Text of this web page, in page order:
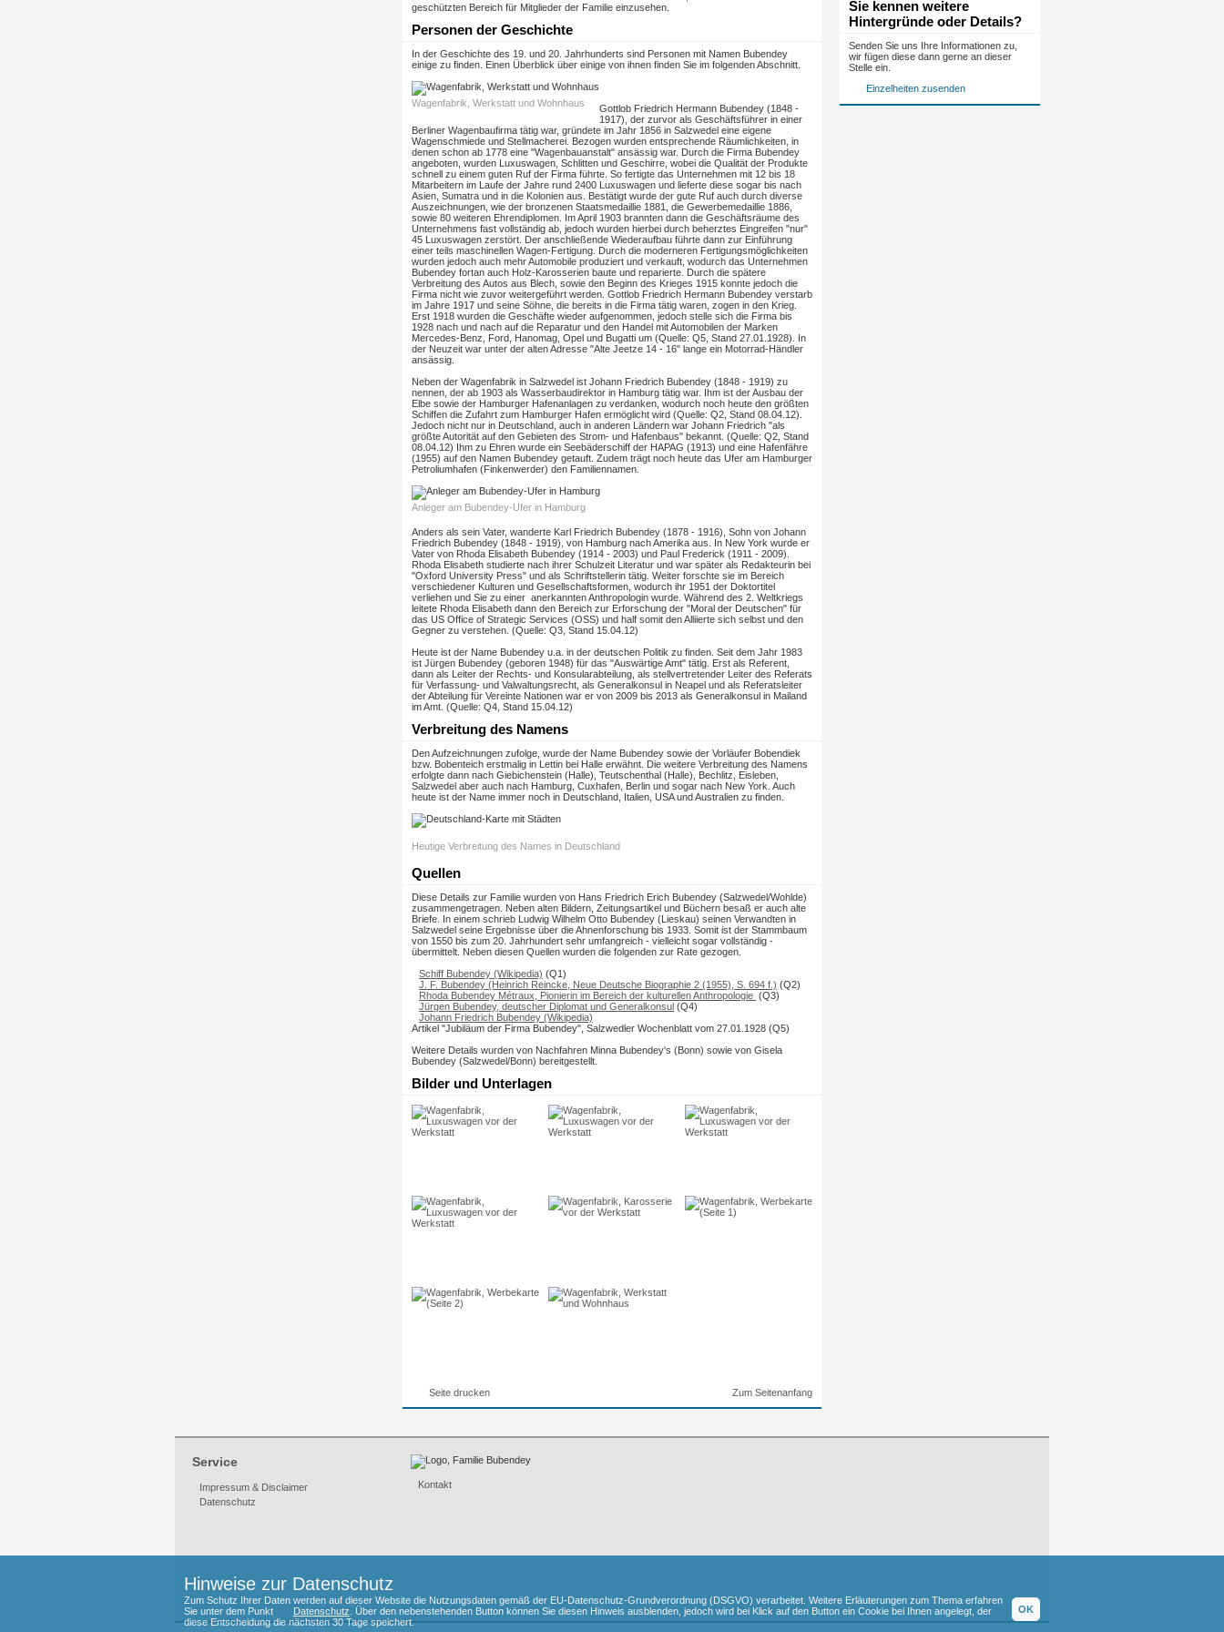
geschützten Bereich für Mitglieder der Familie einzusehen.
Personen der Geschichte
In der Geschichte des 19. und 20. Jahrhunderts sind Personen mit Namen Bubendey
einige zu finden. Einen Überblick über einige von ihnen finden Sie im folgenden Abschnitt.
Wagenfabrik, Werkstatt und Wohnhaus
Gottlob Friedrich Hermann Bubendey (1848 -
1917), der zurvor als Geschäftsführer in einer
Berliner Wagenbaufirma tätig war, gründete im Jahr 1856 in Salzwedel eine eigene
Wagenschmiede und Stellmacherei. Bezogen wurden entsprechende Räumlichkeiten, in
denen schon ab 1778 eine "Wagenbauanstalt" ansässig war. Durch die Firma Bubendey
angeboten, wurden Luxuswagen, Schlitten und Geschirre, wobei die Qualität der Produkte
schnell zu einem guten Ruf der Firma führte. So fertigte das Unternehmen mit 12 bis 18
Mitarbeitern im Laufe der Jahre rund 2400 Luxuswagen und lieferte diese sogar bis nach
Asien, Sumatra und in die Kolonien aus. Bestätigt wurde der gute Ruf auch durch diverse
Auszeichnungen, wie der bronzenen Staatsmedaillie 1881, die Gewerbemedaillie 1886,
sowie 80 weiteren Ehrendiplomen. Im April 1903 brannten dann die Geschäftsräume des
Unternehmens fast vollständig ab, jedoch wurden hierbei durch beherztes Eingreifen "nur"
45 Luxuswagen zerstört. Der anschließende Wiederaufbau führte dann zur Einführung
einer teils maschinellen Wagen-Fertigung. Durch die moderneren Fertigungsmöglichkeiten
wurden jedoch auch mehr Automobile produziert und verkauft, wodurch das Unternehmen
Bubendey fortan auch Holz-Karosserien baute und reparierte. Durch die spätere
Verbreitung des Autos aus Blech, sowie den Beginn des Krieges 1915 konnte jedoch die
Firma nicht wie zuvor weitergeführt werden. Gottlob Friedrich Hermann Bubendey verstarb
im Jahre 1917 und seine Söhne, die bereits in die Firma tätig waren, zogen in den Krieg.
Erst 1918 wurden die Geschäfte wieder aufgenommen, jedoch stelle sich die Firma bis
1928 nach und nach auf die Reparatur und den Handel mit Automobilen der Marken
Mercedes-Benz, Ford, Hanomag, Opel und Bugatti um (Quelle: Q5, Stand 27.01.1928). In
der Neuzeit war unter der alten Adresse "Alte Jeetze 14 - 16" lange ein Motorrad-Händler
ansässig.
Neben der Wagenfabrik in Salzwedel ist Johann Friedrich Bubendey (1848 - 1919) zu
nennen, der ab 1903 als Wasserbaudirektor in Hamburg tätig war. Ihm ist der Ausbau der
Elbe sowie der Hamburger Hafenanlagen zu verdanken, wodurch noch heute den größten
Schiffen die Zufahrt zum Hamburger Hafen ermöglicht wird (Quelle: Q2, Stand 08.04.12).
Jedoch nicht nur in Deutschland, auch in anderen Ländern war Johann Friedrich "als
größte Autorität auf den Gebieten des Strom- und Hafenbaus" bekannt. (Quelle: Q2, Stand
08.04.12) Ihm zu Ehren wurde ein Seebäderschiff der HAPAG (1913) und eine Hafenfähre
(1955) auf den Namen Bubendey getauft. Zudem trägt noch heute das Ufer am Hamburger
Petroliumhafen (Finkenwerder) den Familiennamen.
Anleger am Bubendey-Ufer in Hamburg
Anders als sein Vater, wanderte Karl Friedrich Bubendey (1878 - 1916), Sohn von Johann
Friedrich Bubendey (1848 - 1919), von Hamburg nach Amerika aus. In New York wurde er
Vater von Rhoda Elisabeth Bubendey (1914 - 2003) und Paul Frederick (1911 - 2009).
Rhoda Elisabeth studierte nach ihrer Schulzeit Literatur und war später als Redakteurin bei
"Oxford University Press" und als Schriftstellerin tätig. Weiter forschte sie im Bereich
verschiedener Kulturen und Gesellschaftsformen, wodurch ihr 1951 der Doktortitel
verliehen und Sie zu einer anerkannten Anthropologin wurde. Während des 2. Weltkriegs
leitete Rhoda Elisabeth dann den Bereich zur Erforschung der "Moral der Deutschen" für
das US Office of Strategic Services (OSS) und half somit den Alliierte sich selbst und den
Gegner zu verstehen. (Quelle: Q3, Stand 15.04.12)
Heute ist der Name Bubendey u.a. in der deutschen Politik zu finden. Seit dem Jahr 1983
ist Jürgen Bubendey (geboren 1948) für das "Auswärtige Amt" tätig. Erst als Referent,
dann als Leiter der Rechts- und Konsularabteilung, als stellvertretender Leiter des Referats
für Verfassung- und Valwaltungsrecht, als Generalkonsul in Neapel und als Referatsleiter
der Abteilung für Vereinte Nationen war er von 2009 bis 2013 als Generalkonsul in Mailand
im Amt. (Quelle: Q4, Stand 15.04.12)
Verbreitung des Namens
Den Aufzeichnungen zufolge, wurde der Name Bubendey sowie der Vorläufer Bobendiek
bzw. Bobenteich erstmalig in Lettin bei Halle erwähnt. Die weitere Verbreitung des Namens
erfolgte dann nach Giebichenstein (Halle), Teutschenthal (Halle), Bechlitz, Eisleben,
Salzwedel aber auch nach Hamburg, Cuxhafen, Berlin und sogar nach New York. Auch
heute ist der Name immer noch in Deutschland, Italien, USA und Australien zu finden.
Heutige Verbreitung des Names in Deutschland
Quellen
Diese Details zur Familie wurden von Hans Friedrich Erich Bubendey (Salzwedel/Wohlde)
zusammengetragen. Neben alten Bildern, Zeitungsartikel und Büchern besaß er auch alte
Briefe. In einem schrieb Ludwig Wilhelm Otto Bubendey (Lieskau) seinen Verwandten in
Salzwedel seine Ergebnisse über die Ahnenforschung bis 1933. Somit ist der Stammbaum
von 1550 bis zum 20. Jahrhundert sehr umfangreich - vielleicht sogar vollständig -
übermittelt. Neben diesen Quellen wurden die folgenden zur Rate gezogen.
Schiff Bubendey (Wikipedia) (Q1)
J. F. Bubendey (Heinrich Reincke, Neue Deutsche Biographie 2 (1955), S. 694 f.) (Q2)
Rhoda Bubendey Métraux, Pionierin im Bereich der kulturellenAnthropologie (Q3)
Jürgen Bubendey, deutscher Diplomat und Generalkonsul (Q4)
Johann Friedrich Bubendey (Wikipedia)
Artikel "Jubiläum der Firma Bubendey", Salzwedler Wochenblatt vom 27.01.1928 (Q5)
Weitere Details wurden von Nachfahren Minna Bubendey's (Bonn) sowie von Gisela
Bubendey (Salzwedel/Bonn) bereitgestellt.
Bilder und Unterlagen
Seite drucken Zum Seitenanfang
Sie kennen weitere
Hintergründe oder Details?
Senden Sie uns Ihre Informationen zu,
wir fügen diese dann gerne an dieser
Stelle ein.
Einzelheiten zusenden
Service
Impressum & Disclaimer
Datenschutz
Kontakt
Hinweise zur Datenschutz
Zum Schutz Ihrer Daten werden auf dieser Website die Nutzungsdaten gemäß der EU-Datenschutz-Grundverordnung (DSGVO) verarbeitet. Weitere Erläuterungen zum Thema erfahren
Sie unter dem Punkt
Datenschutz . Über den nebenstehenden Button können Sie diesen Hinweis ausblenden, jedoch wird bei Klick auf den Button ein Cookie bei Ihnen angelegt, der
diese Entscheidung die nächsten 30 Tage speichert.
OK